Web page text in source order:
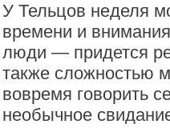
У Тельцов неделя
времени и
люди — придется
также сложностью
вовремя говорить
необычное